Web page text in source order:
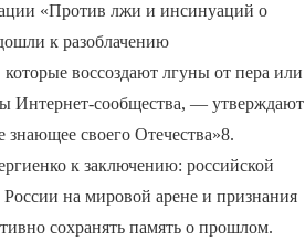
«Против лжи и инсинуаций о
к разоблачению
воссоздают лгуны от пера или
Интернет-сообщества, — утверждают
своего Отечества»8.
к заключению: российской
на мировой арене и признания
сохранять память о прошлом.